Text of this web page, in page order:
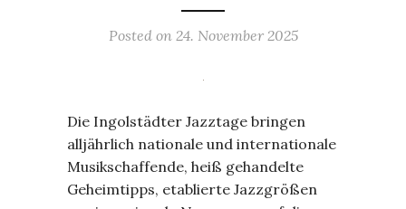
Posted on 24. November 2025
Die Ingolstädter Jazztage bringen
alljährlich nationale und internationale
Musikschaffende, heiß gehandelte
Geheimtipps, etablierte Jazzgrößen